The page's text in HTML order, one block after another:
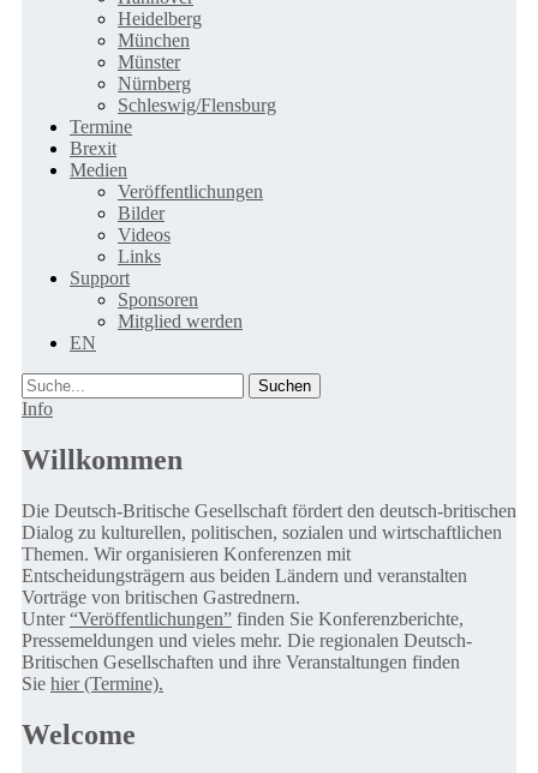
Heidelberg
München
Münster
Nürnberg
Schleswig/Flensburg
Termine
Brexit
Medien
Veröffentlichungen
Bilder
Videos
Links
Support
Sponsoren
Mitglied werden
EN
Suche
Info
Willkommen
Die Deutsch-Britische Gesellschaft fördert den deutsch-britischen
Dialog zu kulturellen, politischen, sozialen und wirtschaftlichen
Themen. Wir organisieren Konferenzen mit
Entscheidungsträgern aus beiden Ländern und veranstalten
Vorträge von britischen Gastrednern.
Unter“Veröffentlichungen” finden Sie Konferenzberichte,
Pressemeldungen und vieles mehr. Die regionalen Deutsch-
Britischen Gesellschaften und ihre Veranstaltungen finden
Sie hier (Termine).
Welcome